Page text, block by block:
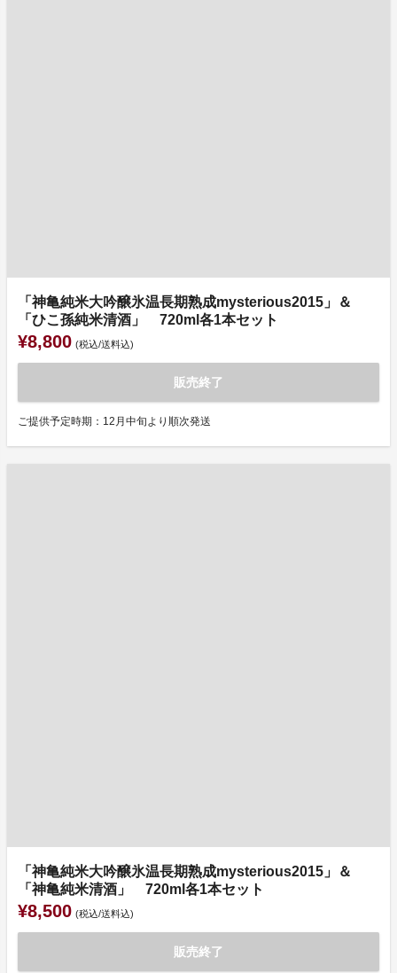
「神亀純米大吟醸氷温長期熟成mysterious2015」＆
「ひこ孫純米清酒」 720ml各1本セット
¥8,800 (税込/送料込)
販売終了
ご提供予定時期：12月中旬より順次発送
「神亀純米大吟醸氷温長期熟成mysterious2015」＆
「神亀純米清酒」 720ml各1本セット
¥8,500 (税込/送料込)
販売終了